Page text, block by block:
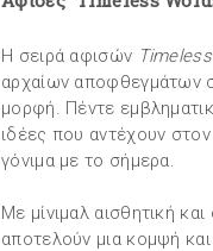
Η σειρά αφισών
αρχαίων αποφθεγμάτων
μορφή. Πέντε
ιδέες που αντέχουν
γόνιμα με το σήμερα.
Με μίνιμαλ αισθητική
αποτελούν μια κομψή